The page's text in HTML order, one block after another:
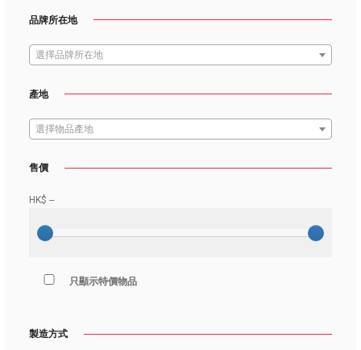
品牌所在地
選擇品牌所在地
產地
選擇物品產地
售價
HK$ --
只顯示特價物品
製造方式